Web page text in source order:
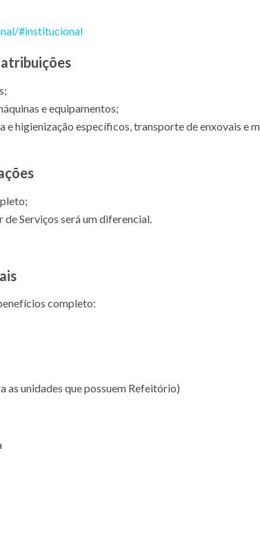
#institucional
atribuições
e equipamentos;
e higienização específicos, transporte de enxovais e
Serviços será um diferencial.
completo:
as unidades que possuem Refeitório)